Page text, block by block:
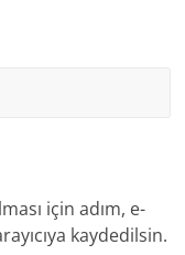
için adım, e-
kaydedilsin.